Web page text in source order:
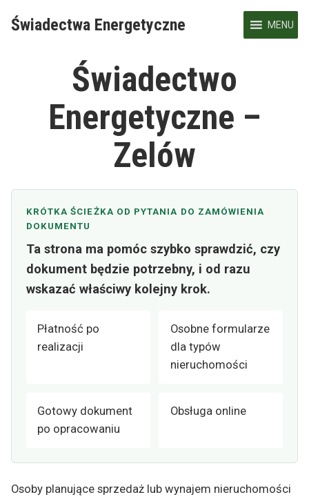
Świadectwa Energetyczne MENU
Świadectwo
Energetyczne –
Zelów
KRÓTKA ŚCIEŻKA OD PYTANIA DO ZAMÓWIENIA
DOKUMENTU
Ta strona ma pomóc szybko sprawdzić, czy
dokument będzie potrzebny, i od razu
wskazać właściwy kolejny krok.
Płatność po
realizacji
Osobne formularze
dla typów
nieruchomości
Gotowy dokument
po opracowaniu
Obsługa online
Osoby planujące sprzedaż lub wynajem nieruchomości